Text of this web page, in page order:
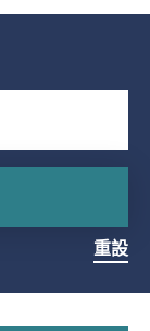
重設